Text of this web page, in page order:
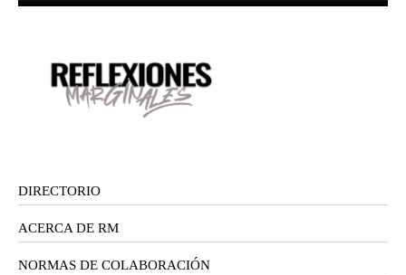
DIRECTORIO
ACERCA DE RM
NORMAS DE COLABORACIÓN